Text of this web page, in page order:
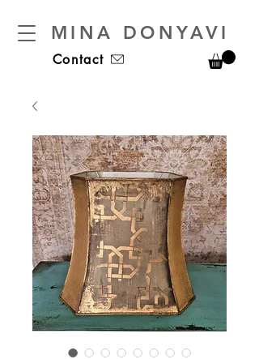
MINA DONYAVI
Contact